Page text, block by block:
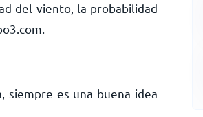
del viento, la probabilidad
siempre es una buena idea